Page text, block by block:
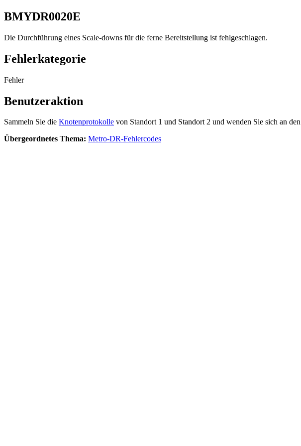
BMYDR0020E
Die Durchführung eines Scale-downs für die ferne Bereitstellung ist fehlgeschlagen.
Fehlerkategorie
Fehler
Benutzeraktion
Sammeln Sie die Knotenprotokolle von Standort 1 und Standort 2 und wenden Sie sich an den
Übergeordnetes Thema: Metro-DR-Fehlercodes